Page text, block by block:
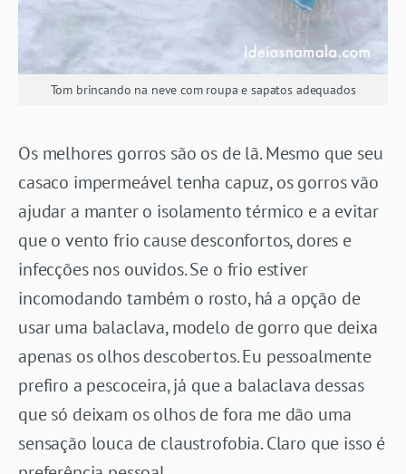
Tom brincando na neve com roupa e sapatos adequados
Os melhores gorros são os de lã. Mesmo que seu
casaco impermeável tenha capuz, os gorros vão
ajudar a manter o isolamento térmico e a evitar
que o vento frio cause desconfortos, dores e
infecções nos ouvidos. Se o frio estiver
incomodando também o rosto, há a opção de
usar uma balaclava, modelo de gorro que deixa
apenas os olhos descobertos. Eu pessoalmente
prefiro a pescoceira, já que a balaclava dessas
que só deixam os olhos de fora me dão uma
sensação louca de claustrofobia. Claro que isso é